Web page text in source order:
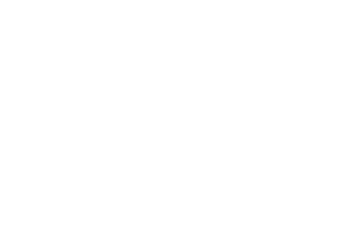
はありません。
年1月12日よ